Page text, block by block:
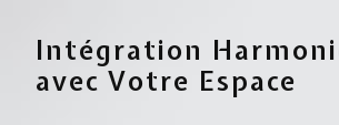
Intégration
avec Votre Espace